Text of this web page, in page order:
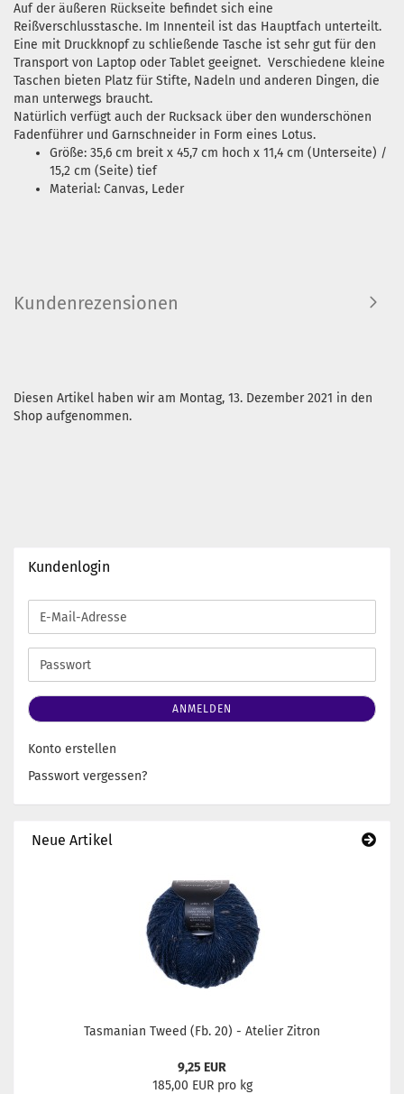
Auf der äußeren Rückseite befindet sich eine
Reißverschlusstasche. Im Innenteil ist das Hauptfach unterteilt.
Eine mit Druckknopf zu schließende Tasche ist sehr gut für den
Transport von Laptop oder Tablet geeignet. Verschiedene kleine
Taschen bieten Platz für Stifte, Nadeln und anderen Dingen, die
man unterwegs braucht.
Natürlich verfügt auch der Rucksack über den wunderschönen
Fadenführer und Garnschneider in Form eines Lotus.
Größe: 35,6 cm breit x 45,7 cm hoch x 11,4 cm (Unterseite) /
15,2 cm (Seite) tief
Material: Canvas, Leder
Kundenrezensionen
Diesen Artikel haben wir am Montag, 13. Dezember 2021 in den
Shop aufgenommen.
Kundenlogin
E-
Mail-
Adresse
Passwort
ANMELDEN
Konto erstellen
Passwort vergessen?
Neue Artikel
Tasmanian Tweed (Fb. 20) - Atelier Zitron
9,25 EUR
185,00 EUR pro kg